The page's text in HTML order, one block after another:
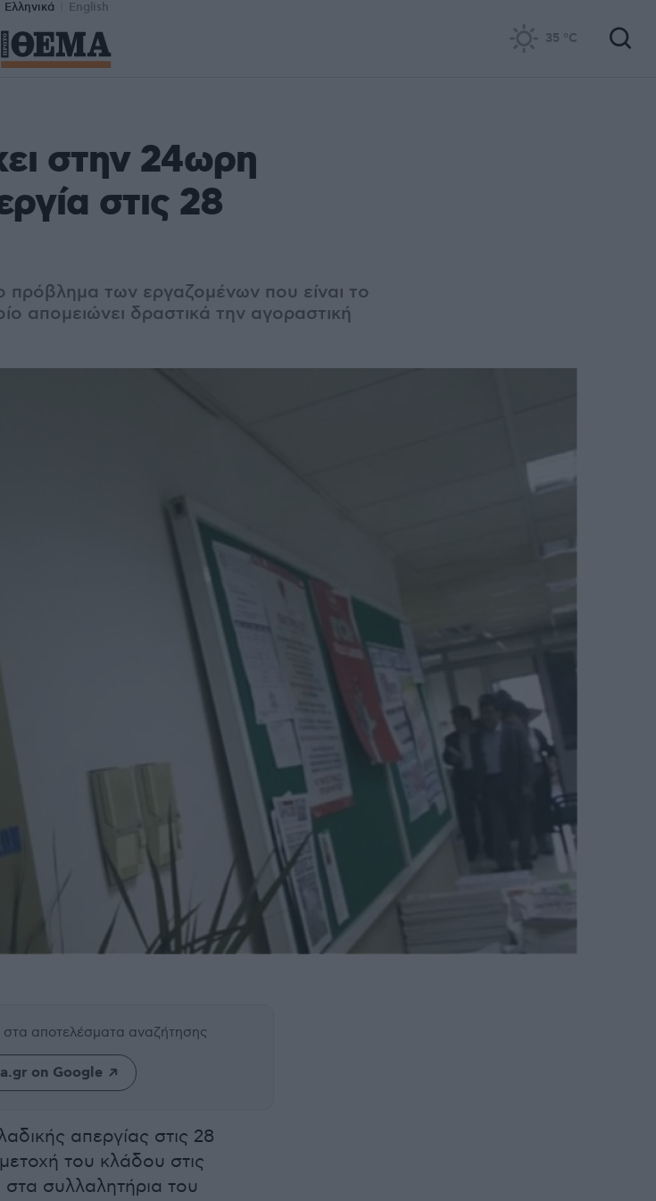
Ελληνικά English
35 °C
στην 24ωρη
στις 28
πρόβλημα των εργαζομένων που είναι το
απομειώνει δραστικά την αγοραστική
στα αποτελέσματα αναζήτησης
on Google
απεργίας στις 28
του κλάδου στις
στα συλλαλητήρια του